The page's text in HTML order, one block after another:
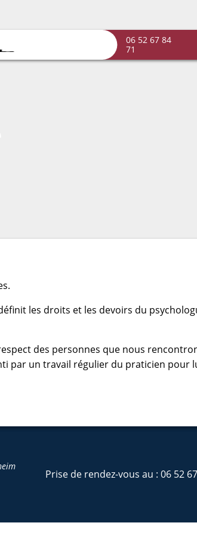
06 52 67 84
71
les droits et les devoirs du
des personnes que nous
par un travail régulier du praticien pour
Prise de rendez-vous au : 06 52